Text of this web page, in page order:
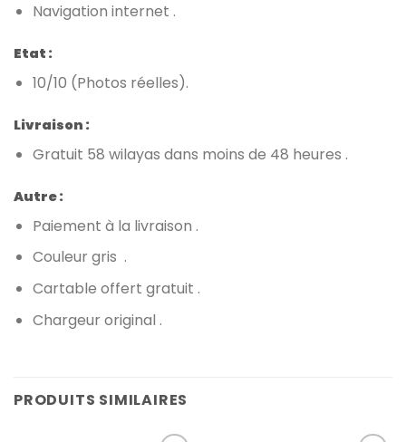
Navigation internet .
Etat :
10/10 (Photos réelles).
Livraison :
Gratuit 58 wilayas dans moins de 48 heures .
Autre :
Paiement à la livraison .
Couleur gris .
Cartable offert gratuit .
Chargeur original .
PRODUITS SIMILAIRES